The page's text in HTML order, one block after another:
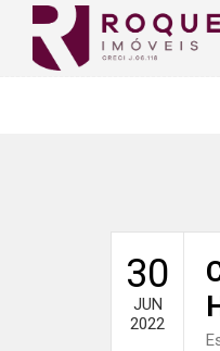
Início »Blog»
30
JUN
2022